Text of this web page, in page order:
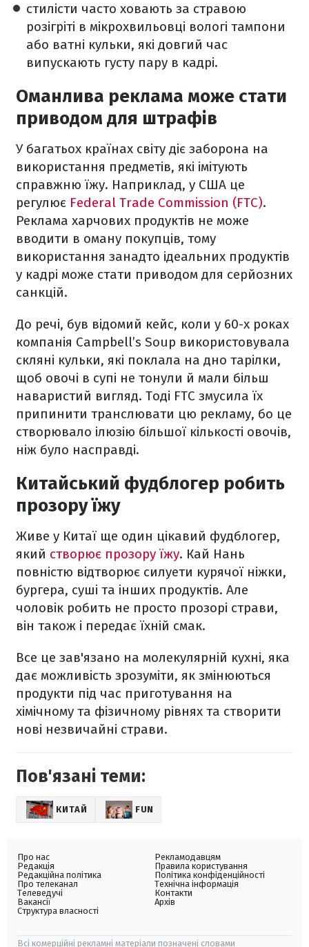
стилісти часто ховають за стравою
розігріті в мікрохвильовці вологі тампони
або ватні кульки, які довгий час
випускають густу пару в кадрі.
Оманлива реклама може стати
приводом для штрафів
У багатьох країнах світу діє заборона на
використання предметів, які імітують
справжню їжу. Наприклад, у США це
регулює Federal Trade Commission (FTC).
Реклама харчових продуктів не може
вводити в оману покупців, тому
використання занадто ідеальних продуктів
у кадрі може стати приводом для серйозних
санкцій.
До речі, був відомий кейс, коли у 60-х роках
компанія Campbell’s Soup використовувала
скляні кульки, які поклала на дно тарілки,
щоб овочі в супі не тонули й мали більш
наваристий вигляд. Тоді FTC змусила їх
припинити транслювати цю рекламу, бо це
створювало ілюзію більшої кількості овочів,
ніж було насправді.
Китайський фудблогер робить
прозору їжу
Живе у Китаї ще один цікавий фудблогер,
який створює прозору їжу. Кай Нань
повністю відтворює силуети курячої ніжки,
бургера, суші та інших продуктів. Але
чоловік робить не просто прозорі страви,
він також і передає їхній смак.
Все це зав'язано на молекулярній кухні, яка
дає можливість зрозуміти, як змінюються
продукти під час приготування на
хімічному та фізичному рівнях та створити
нові незвичайні страви.
Пов'язані теми:
КИТАЙ FUN
Про нас
Редакція
Редакційна політика
Про телеканал
Телеведучі
Вакансії
Структура власності
Рекламодавцям
Правила користування
Політика конфіденційності
Технічна інформація
Контакти
Архів
Всі комерційні рекламні матеріали позначені словами